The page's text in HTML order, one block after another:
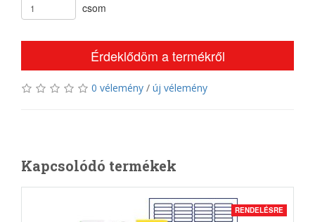
csom
Érdeklődöm a termékről
0 vélemény / új vélemény
Kapcsolódó termékek
RENDELÉSRE